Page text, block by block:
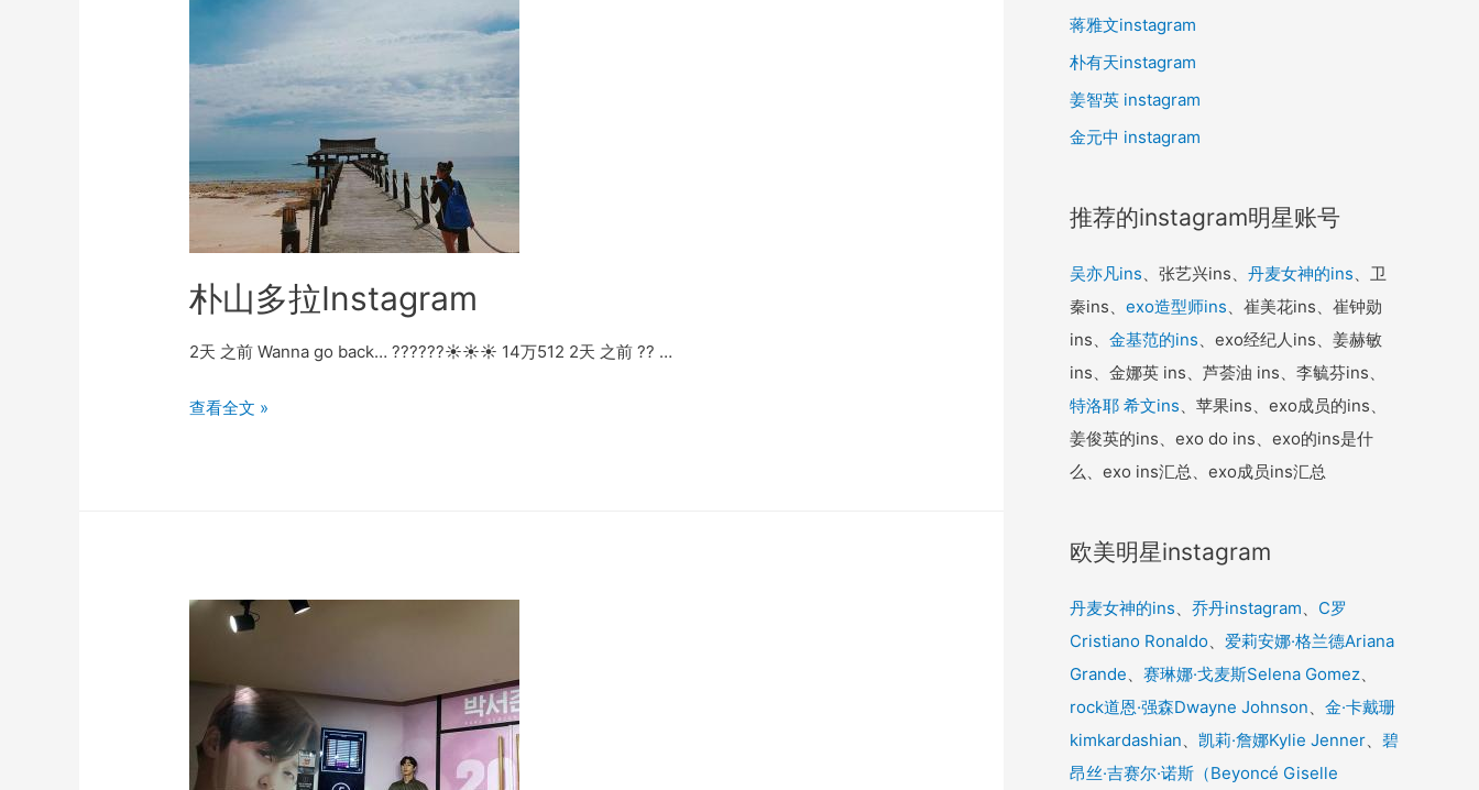
朴山多拉Instagram
2天 之前 Wanna go back… ??????☀️☀️☀️ 14万512 2天 之前 ?? …
朴
查看全文 »
蒋雅文instagram
朴有天instagram
姜智英 instagram
金元中 instagram
推荐的instagram明星账号
吴亦凡ins 、张艺兴ins、 丹麦女神的ins 、卫
秦ins、 exo造型师ins 、崔美花ins、崔钟勋
ins、 金基范的ins 、exo经纪人ins、姜赫敏
ins、金娜英 ins、芦荟油 ins、李毓芬ins、
特洛耶 希文ins 、苹果ins、exo成员的ins、
姜俊英的ins、exo do ins、exo的ins是什
么、exo ins汇总、exo成员ins汇总
欧美明星instagram
丹麦女神的ins 乔丹instagram
C罗
Cristiano Ronaldo
爱莉安娜·格兰德Ariana
Grande
赛琳娜·戈麦斯Selena Gomez
rock道恩·强森Dwayne Johnson
金·卡戴珊
kimkardashian
凯莉·詹娜Kylie Jenner
碧
昂丝·吉赛尔·诺斯（Beyoncé Giselle